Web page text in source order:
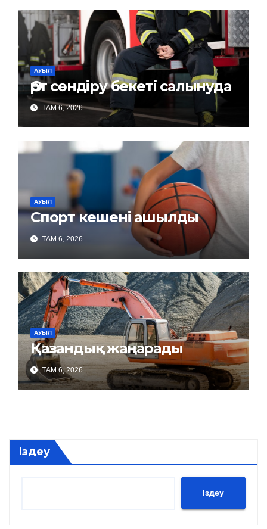
АУЫЛ
Өрт сөндіру бекеті салынуда
ТАМ 6, 2026
АУЫЛ
Спорт кешені ашылды
ТАМ 6, 2026
АУЫЛ
Қазандық жаңарады
ТАМ 6, 2026
Іздеу
Іздеу